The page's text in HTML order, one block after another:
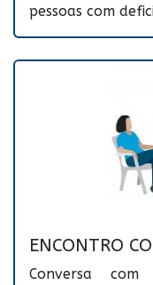
pessoas com
ENCONTRO
Conversa